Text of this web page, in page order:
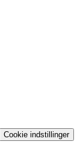
Cookie indstillinger